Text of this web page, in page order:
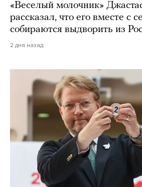
«Веселый молочник»
рассказал, что его вместе с
собираются выдворить из
2 дня назад